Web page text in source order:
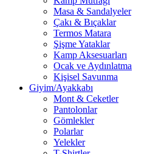
Masa & Sandalyeler
Çakı & Bıçaklar
Termos Matara
Şişme Yataklar
Kamp Aksesuarları
Ocak ve Aydınlatma
Kişisel Savunma
Giyim/Ayakkabı
Mont & Ceketler
Pantolonlar
Gömlekler
Polarlar
Yelekler